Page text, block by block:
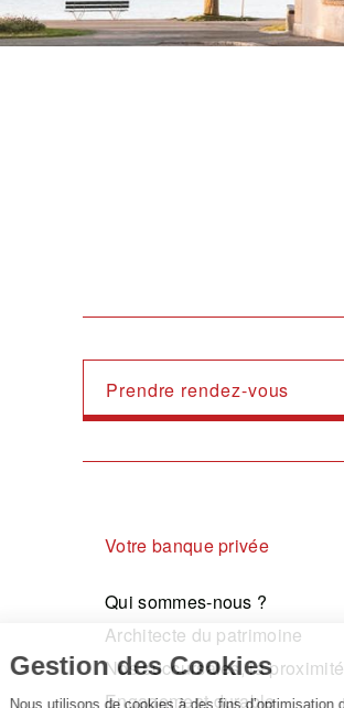
Prendre rendez-vous
Navigation principale
Votre banque privée
Qui sommes-nous ?
Architecte du patrimoine
Nos succursales, la proximité
Engagement durable